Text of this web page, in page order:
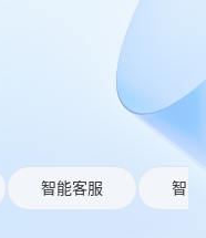
智能客服 智能